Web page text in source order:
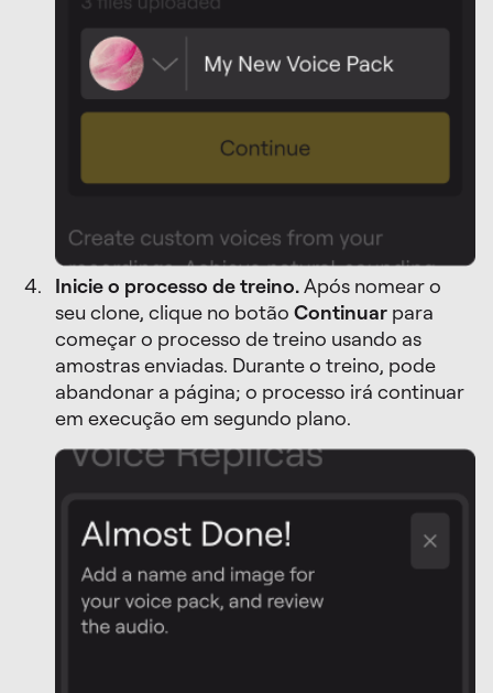
Inicie o processo de treino.Após nomear o
seu clone, clique no botão Continuar para
começar o processo de treino usando as
amostras enviadas. Durante o treino, pode
abandonar a página; o processo irá continuar
em execução em segundo plano.